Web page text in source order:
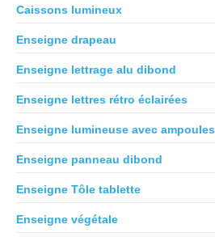
Caissons lumineux
Enseigne drapeau
Enseigne lettrage alu dibond
Enseigne lettres rétro éclairées
Enseigne lumineuse avec ampoules
Enseigne panneau dibond
Enseigne Tôle tablette
Enseigne végétale